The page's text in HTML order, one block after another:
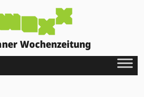
Wochenzeitung